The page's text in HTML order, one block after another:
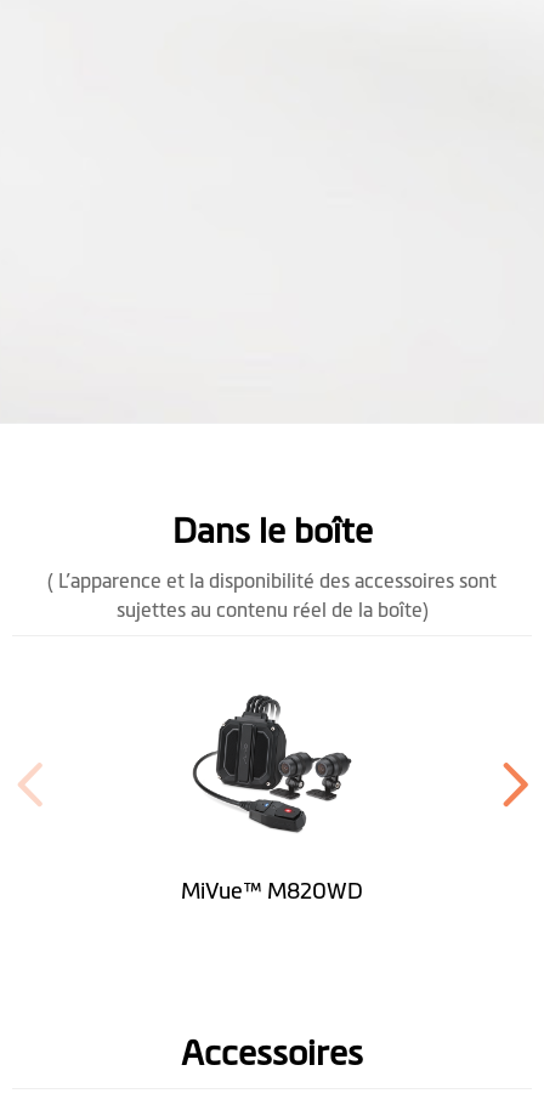
Dans le boîte
( L’apparence et la disponibilité des accessoires sont
sujettes au contenu réel de la boîte)
MiVue™ M820WD
Accessoires